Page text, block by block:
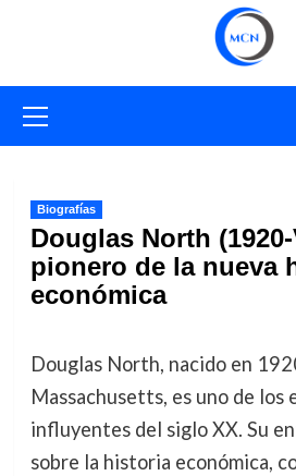
primario
Biografías
Douglas North
pionero de la nueva
económica
Douglas North, nacido en
Massachusetts, es uno de los
influyentes del siglo XX. Su
sobre la historia económica,